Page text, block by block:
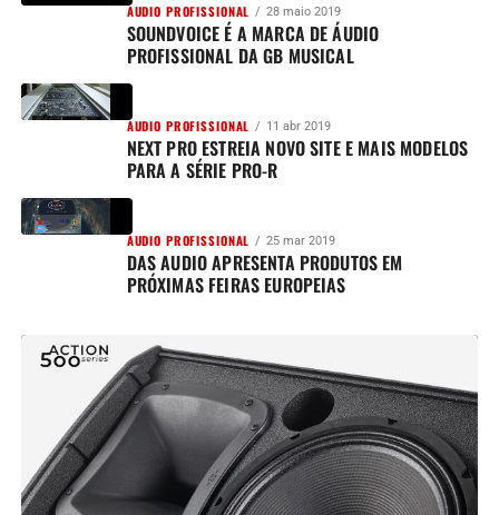
AUDIO PROFISSIONAL 28 maio 2019
SOUNDVOICE É A MARCA DE ÁUDIO
PROFISSIONAL DA GB MUSICAL
AUDIO PROFISSIONAL 11 abr 2019
NEXT PRO ESTREIA NOVO SITE E MAIS MODELOS
PARA A SÉRIE PRO-R
AUDIO PROFISSIONAL 25 mar 2019
DAS AUDIO APRESENTA PRODUTOS EM
PRÓXIMAS FEIRAS EUROPEIAS